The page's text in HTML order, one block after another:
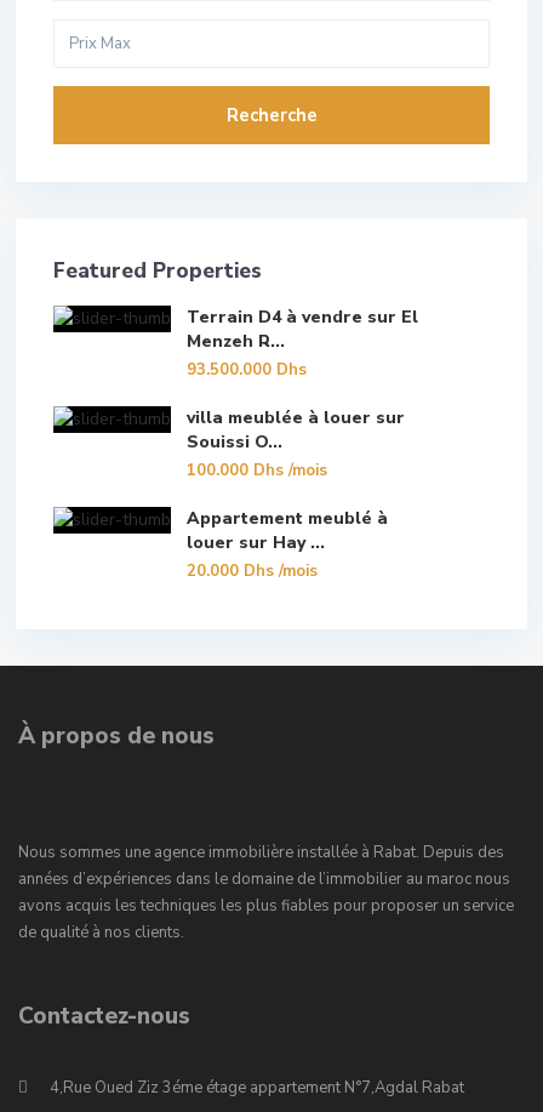
Recherche
Featured Properties
Terrain D4 à vendre sur El
Menzeh R...
93.500.000 Dhs
villa meublée à louer sur
Souissi O...
100.000 Dhs/mois
Appartement meublé à
louer sur Hay ...
20.000 Dhs/mois
À propos de nous
Nous sommes une agence immobilière installée à Rabat. Depuis des
années d’expériences dans le domaine de l’immobilier au maroc nous
avons acquis les techniques les plus fiables pour proposer un service
de qualité à nos clients.
Contactez-nous
4,Rue Oued Ziz 3éme étage appartement N°7,Agdal Rabat